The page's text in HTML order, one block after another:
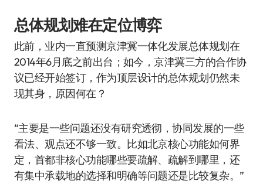
总体规划难在定位博弈
此前，业内一直预测京津冀一体化发展总体规划在
2014年6月底之前出台；如今，京津冀三方的合作协
议已经开始签订，作为顶层设计的总体规划仍然未
现其身，原因何在？
“主要是一些问题还没有研究透彻，协同发展的一些
看法、观点还不够一致。比如北京核心功能如何界
定，首都非核心功能哪些要疏解、疏解到哪里，还
有集中承载地的选择和明确等问题还是比较复杂。”